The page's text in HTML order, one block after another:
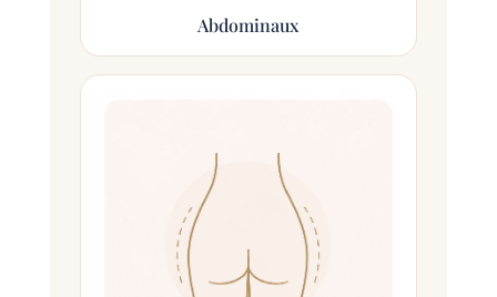
Abdominaux